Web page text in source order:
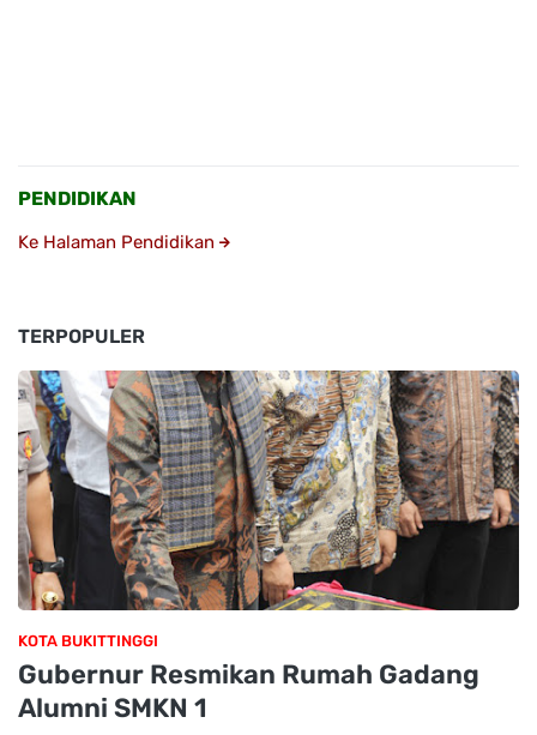
PENDIDIKAN
Ke Halaman Pendidikan
TERPOPULER
KOTA BUKITTINGGI
Gubernur Resmikan Rumah Gadang
Alumni SMKN 1